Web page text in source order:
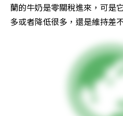
蘭的牛奶是零關稅進來，可是
多或者降低很多，還是維持差